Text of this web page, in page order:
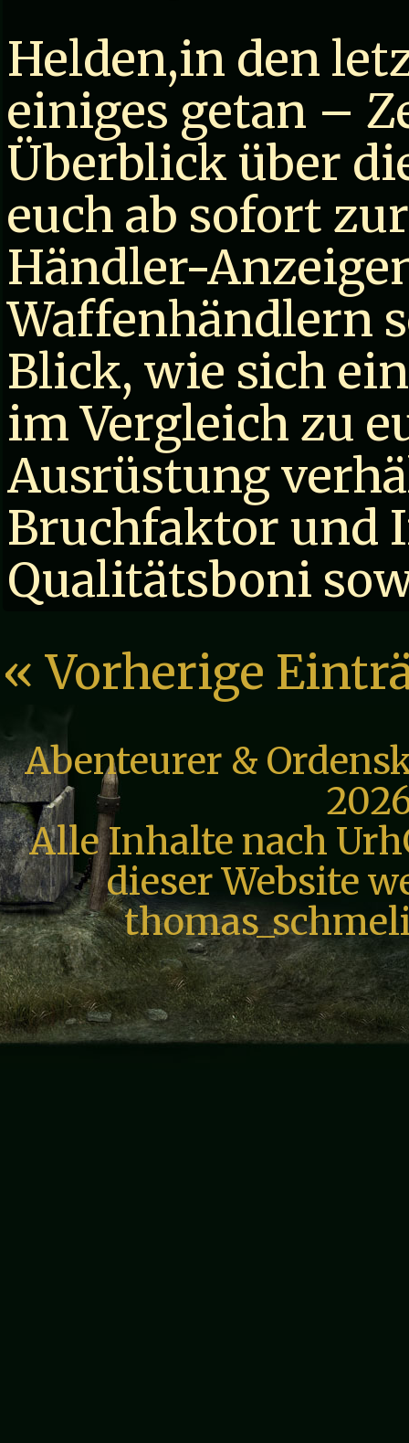
Helden,in den
einiges getan –
Überblick über
euch ab sofort
Händler-
Waffenhändlern
Blick, wie sich
im Vergleich zu
Ausrüstung
Bruchfaktor und
Qualitätsboni
« Vorherige
Abenteurer &
Alle Inhalte nach
dieser Website